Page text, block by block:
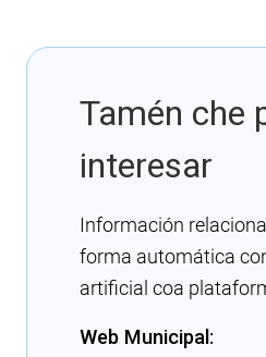
Tamén che
interesar
Información
forma automática
artificial coa
Web Municipal: